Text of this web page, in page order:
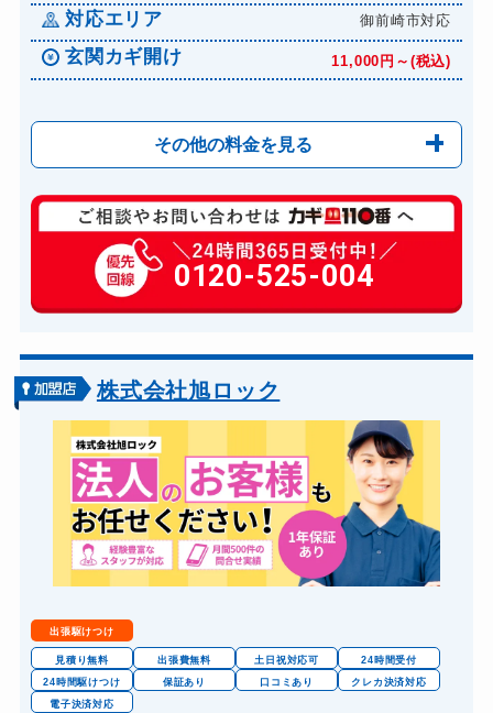
対応エリア 御前崎市対応
玄関カギ開け 11,000円～(税込)
その他の料金を見る
玄関カギ修理 6,600円～(税込)
玄関カギ作成 14,300円～(税込)
玄関カギ交換 14,300円～(税込)
バイクカギ開け
スーツケースカギ開け 8,800円～(税込)
金庫カギ開け 14,300円～(税込)
ロッカーカギ開け 8,800円～(税込)
0120-525-004
株式会社旭ロック
出張駆けつけ
見積り無料 出張費無料 土日祝対応可
24時間受付
24時間駆けつけ
保証あり 口コミあり
クレカ決済対応
電子決済対応